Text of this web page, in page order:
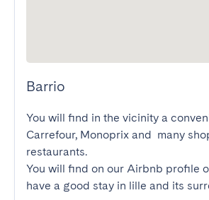
Barrio
You will find in the vicinity a
Carrefour, Monoprix and  many
restaurants.
You will find on our Airbnb profile
have a good stay in lille and its